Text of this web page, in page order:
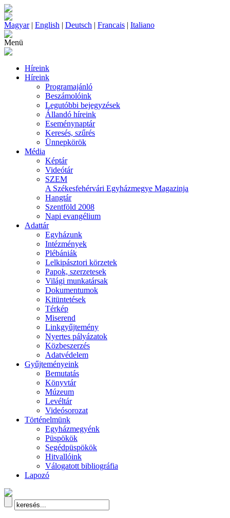
Magyar| English | Deutsch | Francais | Italiano
Menü
Híreink
Híreink
Programajánló
Beszámolóink
Legutóbbi bejegyzések
Állandó híreink
Eseménynaptár
Keresés, szűrés
Ünnepkörök
Média
Képtár
Videótár
SZEM
A Székesfehérvári Egyházmegye Magazinja
Hangtár
Szentföld 2008
Napi evangélium
Adattár
Egyházunk
Intézmények
Plébániák
Lelkipásztori körzetek
Papok, szerzetesek
Világi munkatársak
Dokumentumok
Kitüntetések
Térkép
Miserend
Linkgyűjtemény
Nyertes pályázatok
Közbeszerzés
Adatvédelem
Gyűjteményeink
Bemutatás
Könyvtár
Múzeum
Levéltár
Videósorozat
Történelmünk
Egyházmegyénk
Püspökök
Segédpüspökök
Hitvallóink
Válogatott bibliográfia
Lapozó